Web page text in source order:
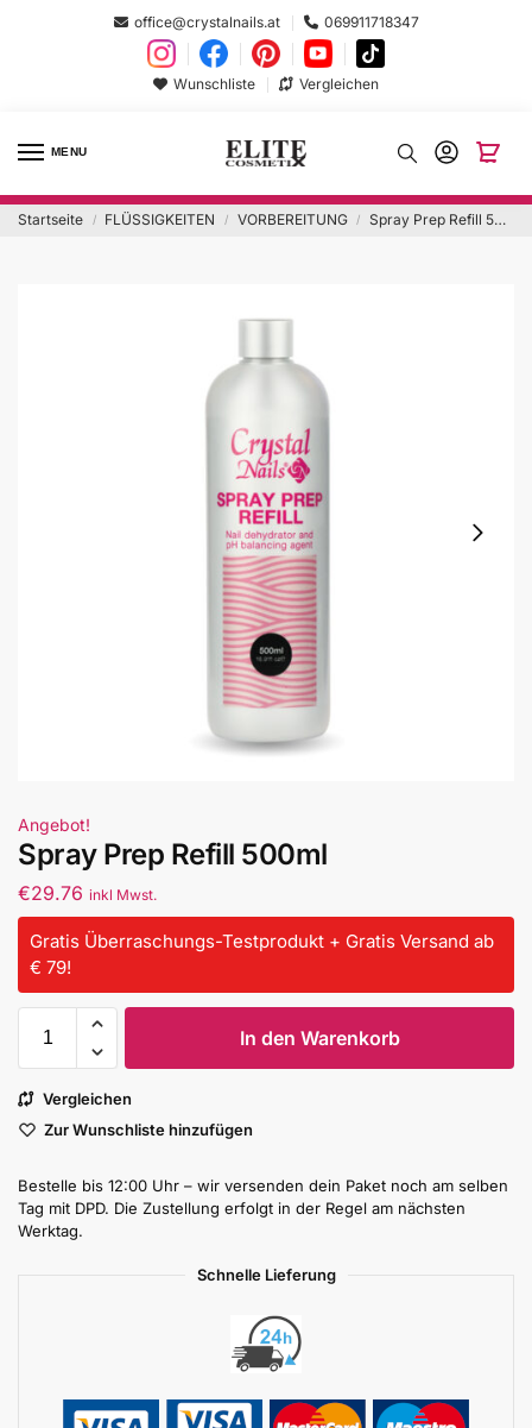
office@crystalnails.at 069911718347
Wunschliste Vergleichen
MENU
Startseite / FLÜSSIGKEITEN / VORBEREITUNG / Spray Prep Refill 500ml
Angebot!
Spray Prep Refill 500ml
€29.76 inkl Mwst.
Gratis Überraschungs-Testprodukt + Gratis Versand ab
€ 79!
In den Warenkorb
Vergleichen
Zur Wunschliste hinzufügen
Bestelle bis 12:00 Uhr – wir versenden dein Paket noch am selben
Tag mit DPD. Die Zustellung erfolgt in der Regel am nächsten
Werktag.
Schnelle Lieferung